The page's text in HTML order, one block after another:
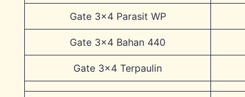
Gate 3×4 Parasit WP
Gate 3×4 Bahan 440
Gate 3×4 Terpaulin